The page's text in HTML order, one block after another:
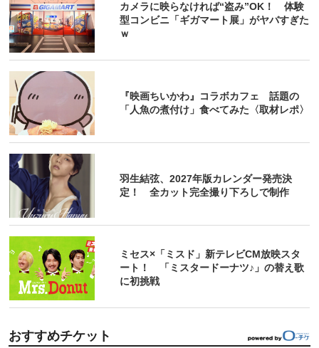
カメラに映らなければ“盗み”OK！ 体験
型コンビニ「ギガマート展」がヤバすぎた
ｗ
『映画ちいかわ』コラボカフェ 話題の
「人魚の煮付け」食べてみた〈取材レポ〉
羽生結弦、2027年版カレンダー発売決
定！ 全カット完全撮り下ろしで制作
ミセス×「ミスド」新テレビCM放映スタ
ート！ 「ミスタードーナツ♪」の替え歌
に初挑戦
おすすめチケット